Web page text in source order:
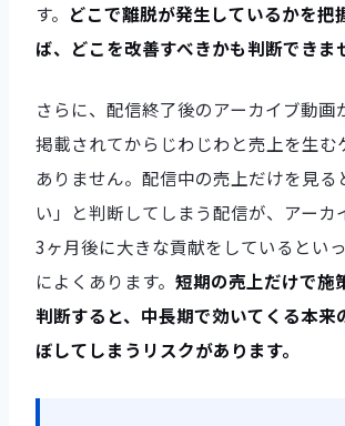
す。 どこで離脱が発生しているかを把
ば、どこを改善すべきかも判断できま
さらに、配信終了後のアーカイブ動画
掲載されてからじわじわと売上を生む
ありません。配信中の売上だけを見る
い」と判断してしまう配信が、アーカ
3ヶ月後に大きな貢献をしているとい
によくあります。 短期の売上だけで施
判断すると、中長期で効いてくる本来
ぼしてしまうリスクがあります。